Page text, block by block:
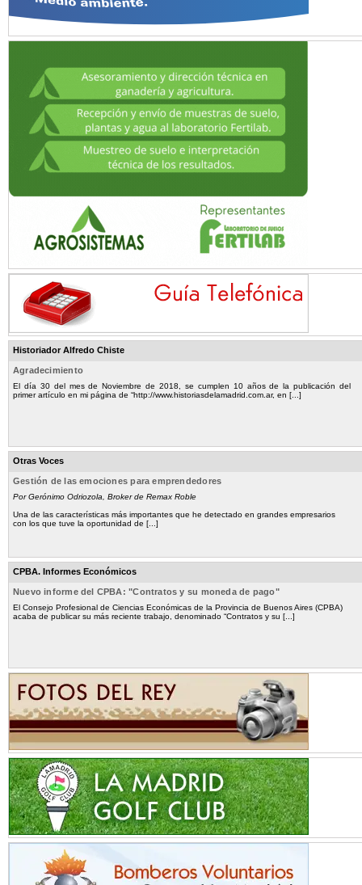
Historiador Alfredo Chiste
Agradecimiento
El día 30 del mes de Noviembre de 2018, se cumplen 10 años de la publicación del
primer artículo en mi página de “http://www.historiasdelamadrid.com.ar, en [...]
Otras Voces
Gestión de las emociones para emprendedores
Por Gerónimo Odriozola, Broker de Remax Roble
Una de las características más importantes que he detectado en grandes empresarios
con los que tuve la oportunidad de [...]
CPBA. Informes Económicos
Nuevo informe del CPBA: "Contratos y su moneda de pago"
El Consejo Profesional de Ciencias Económicas de la Provincia de Buenos Aires (CPBA)
acaba de publicar su más reciente trabajo, denominado “Contratos y su [...]